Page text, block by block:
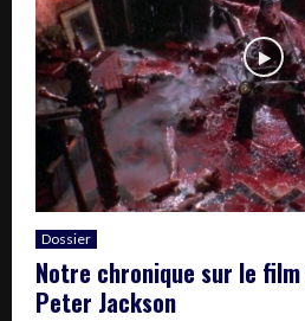
Dossier
Notre chronique sur le
Peter Jackson